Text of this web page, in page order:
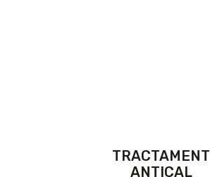
TRACTAMENT
ANTICAL